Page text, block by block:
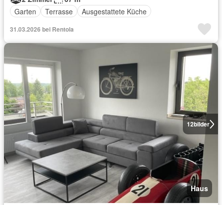
Garten
Terrasse Ausgestattete Küche
31.03.2026 bei Rentola
12bilder
Haus